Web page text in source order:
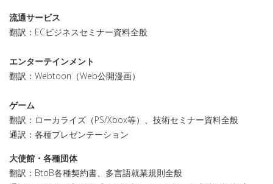
流通サービス
翻訳：ECビジネスセミナー資料全般
エンターテインメント
翻訳：Webtoon（Web公開漫画）
ゲーム
翻訳：ローカライズ（PS/Xbox等）、技術セミナー資料全般
通訳：各種プレゼンテーション
大使館・各種団体
翻訳：BtoB各種契約書、多言語就業規則全般